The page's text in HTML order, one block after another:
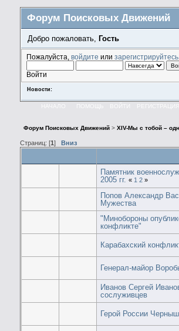
Форум Поисковых Движений
Добро пожаловать, Гость
Пожалуйста, войдите или зарегистрируйтесь.
Войти
Новости:
НАЧАЛО ПОМОЩЬ ВОЙТИ РЕГИСТРАЦИЯ
Форум Поисковых Движений >XIV-Мы с тобой –
Страниц: [1 ] Вниз
Памятник
2005 гг. « 1 2 »
Попов Александр
Мужества
"Минобороны
конфликте"
Карабахский
Генерал-майор
Иванов Сергей
сослуживцев
Герой России